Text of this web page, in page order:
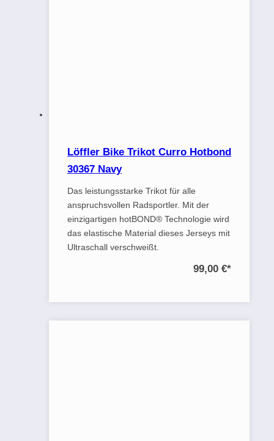
Löffler Bike Trikot Curro Hotbond
30367 Navy
Das leistungsstarke Trikot für alle
anspruchsvollen Radsportler. Mit der
einzigartigen hotBOND® Technologie wird
das elastische Material dieses Jerseys mit
Ultraschall verschweißt.
99,00 €*